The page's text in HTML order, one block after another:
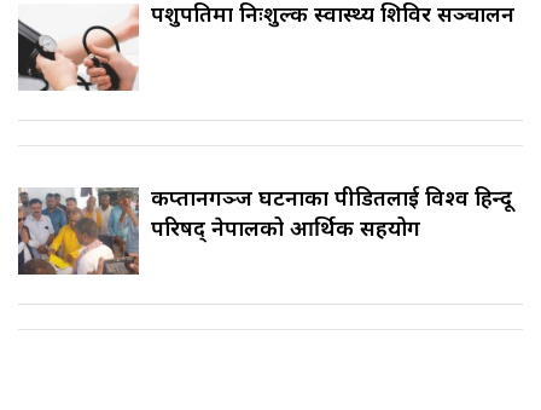
पशुपतिमा निःशुल्क स्वास्थ्य शिविर सञ्चालन
कप्तानगञ्ज घटनाका पीडितलाई विश्व हिन्दू
परिषद् नेपालको आर्थिक सहयोग